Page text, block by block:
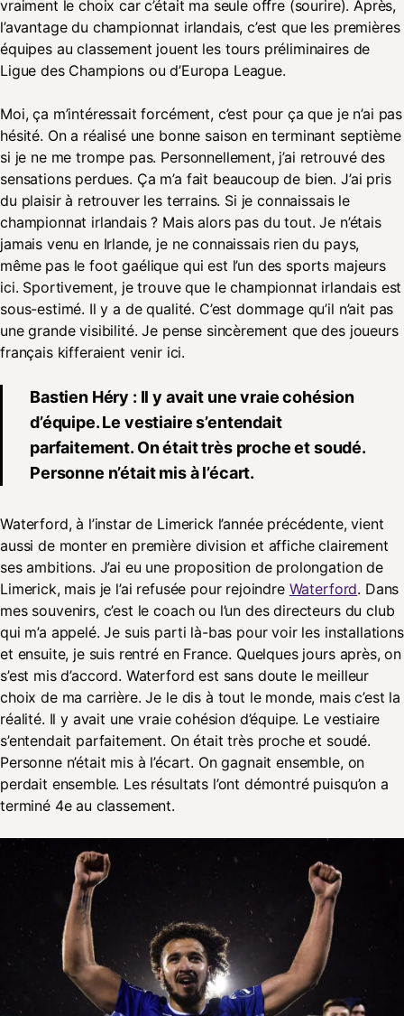
vraiment le choix car c’était ma seule offre (sourire). Après,
l’avantage du championnat irlandais, c’est que les premières
équipes au classement jouent les tours préliminaires de
Ligue des Champions ou d’Europa League.
Moi, ça m’intéressait forcément, c’est pour ça que je n’ai pas
hésité. On a réalisé une bonne saison en terminant septième
si je ne me trompe pas. Personnellement, j’ai retrouvé des
sensations perdues. Ça m’a fait beaucoup de bien. J’ai pris
du plaisir à retrouver les terrains. Si je connaissais le
championnat irlandais ? Mais alors pas du tout. Je n’étais
jamais venu en Irlande, je ne connaissais rien du pays,
même pas le foot gaélique qui est l’un des sports majeurs
ici. Sportivement, je trouve que le championnat irlandais est
sous-estimé. Il y a de qualité. C’est dommage qu’il n’ait pas
une grande visibilité. Je pense sincèrement que des joueurs
français kifferaient venir ici.
Bastien Héry : Il y avait une vraie cohésion
d’équipe. Le vestiaire s’entendait
parfaitement. On était très proche et soudé.
Personne n’était mis à l’écart.
Waterford, à l’instar de Limerick l’année précédente, vient
aussi de monter en première division et affiche clairement
ses ambitions. J’ai eu une proposition de prolongation de
Limerick, mais je l’ai refusée pour rejoindre Waterford. Dans
mes souvenirs, c’est le coach ou l’un des directeurs du club
qui m’a appelé. Je suis parti là-bas pour voir les installations
et ensuite, je suis rentré en France. Quelques jours après, on
s’est mis d’accord. Waterford est sans doute le meilleur
choix de ma carrière. Je le dis à tout le monde, mais c’est la
réalité. Il y avait une vraie cohésion d’équipe. Le vestiaire
s’entendait parfaitement. On était très proche et soudé.
Personne n’était mis à l’écart. On gagnait ensemble, on
perdait ensemble. Les résultats l’ont démontré puisqu’on a
terminé 4e au classement.